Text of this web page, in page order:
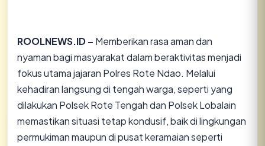
ROOLNEWS.ID – Memberikan rasa aman dan
nyaman bagi masyarakat dalam beraktivitas menjadi
fokus utama jajaran Polres Rote Ndao. Melalui
kehadiran langsung di tengah warga, seperti yang
dilakukan Polsek Rote Tengah dan Polsek Lobalain
memastikan situasi tetap kondusif, baik di lingkungan
permukiman maupun di pusat keramaian seperti